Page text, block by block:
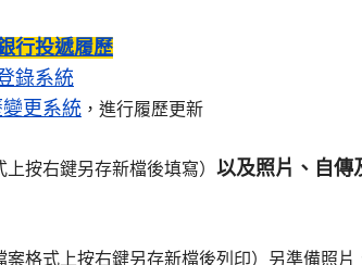
行投遞履歷
錄系統
更系統 ，進行履歷更新
按右鍵另存新檔後填寫） 以及照片、自傳
格式上按右鍵另存新檔後列印）另準備照片